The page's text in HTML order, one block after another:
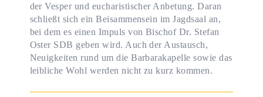
der Vesper und eucharistischer Anbetung. Daran
schließt sich ein Beisammensein im Jagdsaal an,
bei dem es einen Impuls von Bischof Dr. Stefan
Oster SDB geben wird. Auch der Austausch,
Neuigkeiten rund um die Barbarakapelle sowie das
leibliche Wohl werden nicht zu kurz kommen.